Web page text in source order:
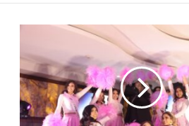
Coronas
Y
Talento
Musical
Marcan